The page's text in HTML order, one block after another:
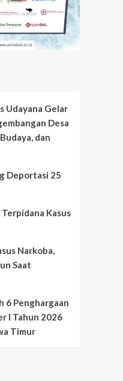
Udayana Gelar
Desa
dan
Deportasi 25
Kasus
Narkoba,
Saat
6 Penghargaan
I Tahun 2026
Timur